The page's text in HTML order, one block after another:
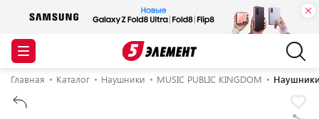
Главная Каталог Наушники MUSIC PUBLIC KINGDOM